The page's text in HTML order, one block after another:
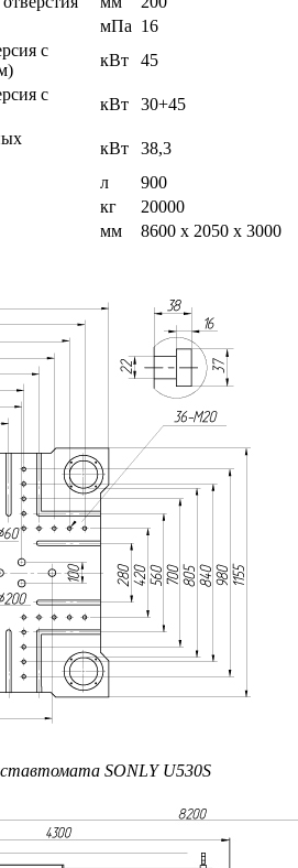
мПа 16
с
кВт
45
с
кВт
30+45
кВт
38,3
л
900
кг
20000
мм 8600 х 2050 х 3000
SONLY U530S